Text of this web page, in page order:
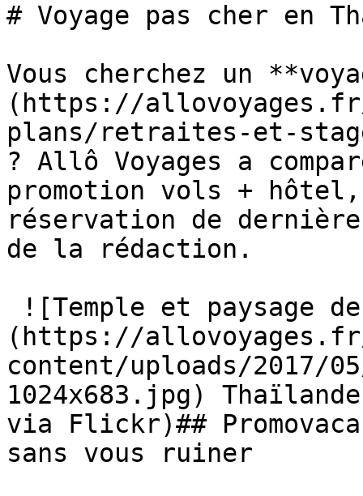
# Voyage pas cher en
Vous cherchez un
(https://
plans/retraites-et-
? Allô Voyages a
promotion vols +
réservation de
de la rédaction.
(https://
content/uploads/2017/
1024x683.jpg)
via Flickr)##
sans vous ruiner